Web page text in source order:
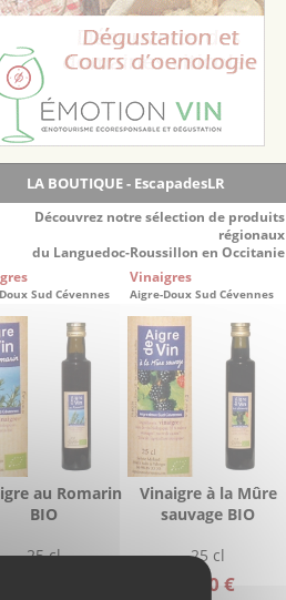
LA BOUTIQUE - EscapadesLR
Découvrez notre sélection de produits
régionaux
du Languedoc-Roussillon en Occitanie
Sud Cévennes
au Romarin
BIO
25 cl
Vinaigres
Aigre-Doux Sud Cévennes
Vinaigre à la Mûre
sauvage BIO
25 cl
6.00 €